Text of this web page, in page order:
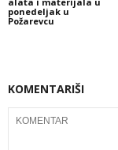
ponedeljak u
Požarevcu
KOMENTARIŠI